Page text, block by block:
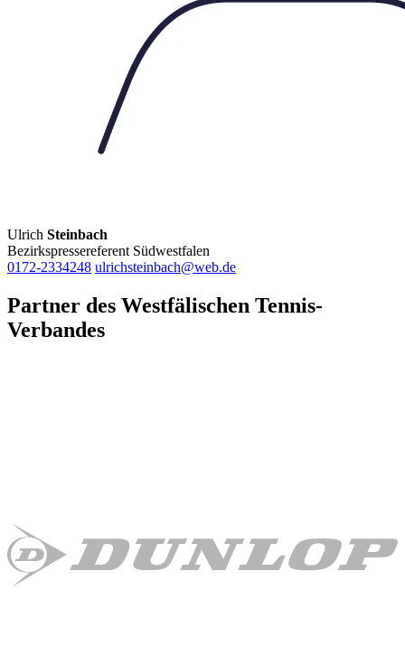
Ulrich Steinbach
Bezirkspressereferent Südwestfalen
0172-2334248 ulrichsteinbach@web.de
Partner des Westfälischen Tennis-
Verbandes